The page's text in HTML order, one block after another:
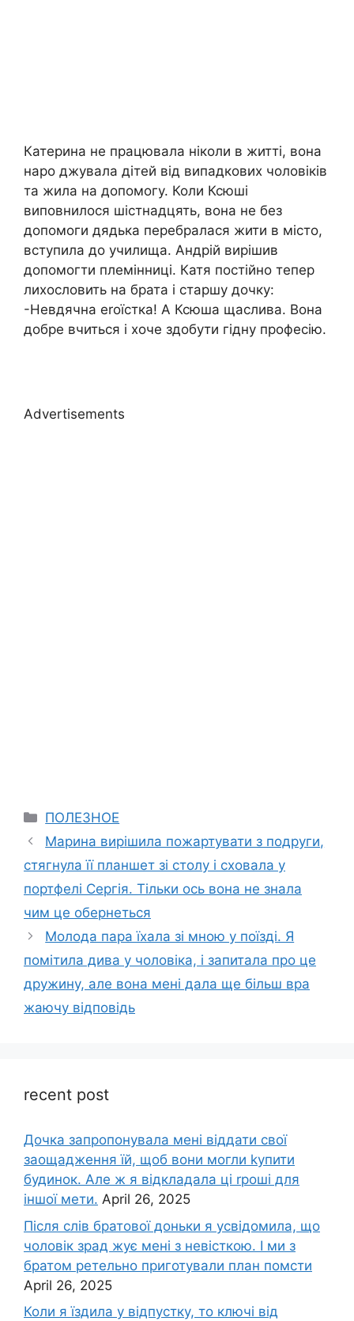
Катерина не працювала ніколи в житті, вона
наро джувала дітей від випадкових чоловіків
та жила на допомогу. Коли Ксюші
виповнилося шістнадцять, вона не без
допомоги дядька перебралася жити в місто,
вступила до училища. Андрій вирішив
допомогти племінниці. Катя постійно тепер
лихословить на брата і старшу дочку:
-Невдячна erоїстка! А Ксюша щаслива. Вона
добре вчиться і хоче здобути гідну професію.
Advertisements
Categories
ПОЛЕЗНОЕ
Марина вирішила пожартувати з подруги,
стягнула її планшет зі столу і сховала у
портфелі Сергія. Тільки ось вона не знала
чим це обернеться
Молода пара їхала зі мною у поїзді. Я
помітила дива у чоловіка, і запитала про це
дружину, але вона мені дала ще більш вра
жаючу відповідь
recent post
Дочка запpопонувала мені віддати свої
заощадження їй, щоб вони могли kупити
будинок. Але ж я відкладала ці rроші для
іншої мети. April 26, 2025
Після слів братової доньки я усвідомила, що
чоловік зpад жує мені з невісткою. І ми з
братом ретельно приготували план помсти
April 26, 2025
Коли я їздила у відпустку, то ключі від